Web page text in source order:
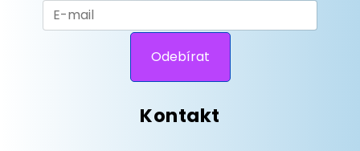
Kontakt